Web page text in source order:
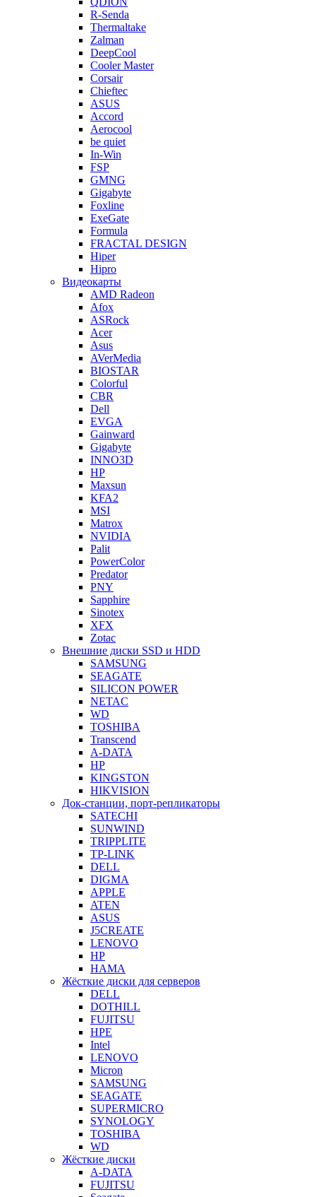
R-Senda
Thermaltake
Zalman
DeepCool
Cooler Master
Corsair
Chieftec
ASUS
Accord
Aerocool
be quiet
In-Win
FSP
GMNG
Gigabyte
Foxline
ExeGate
Formula
FRACTAL DESIGN
Hiper
Hipro
Видеокарты
AMD Radeon
Afox
ASRock
Acer
Asus
AVerMedia
BIOSTAR
Colorful
CBR
Dell
EVGA
Gainward
Gigabyte
INNO3D
HP
Maxsun
KFA2
MSI
Matrox
NVIDIA
Palit
PowerColor
Predator
PNY
Sapphire
Sinotex
XFX
Zotac
Внешние диски SSD и HDD
SAMSUNG
SEAGATE
SILICON POWER
NETAC
WD
TOSHIBA
Transcend
A-DATA
HP
KINGSTON
HIKVISION
Док-станции, порт-репликаторы
SATECHI
SUNWIND
TRIPPLITE
TP-LINK
DELL
DIGMA
APPLE
ATEN
ASUS
J5CREATE
LENOVO
HP
HAMA
Жёсткие диски для серверов
DELL
DOTHILL
FUJITSU
HPE
Intel
LENOVO
Micron
SAMSUNG
SEAGATE
SUPERMICRO
SYNOLOGY
TOSHIBA
WD
Жёсткие диски
A-DATA
FUJITSU